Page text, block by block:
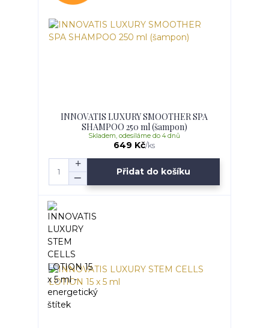
INNOVATIS LUXURY SMOOTHER SPA
SHAMPOO 250 ml (šampon)
649 Kč/ks
Skladem, odesíláme do 4 dnů
Přidat do košíku